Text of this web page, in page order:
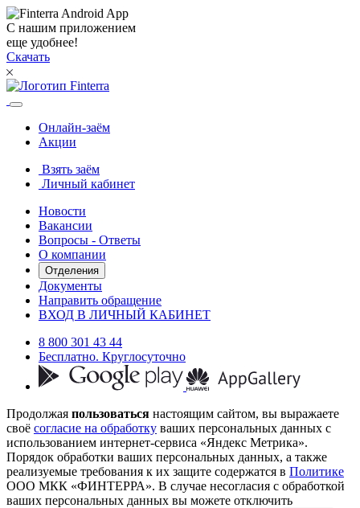
С нашим приложением
еще удобнее!
Скачать
Онлайн-заём
Акции
Взять заём
Личный кабинет
Новости
Вакансии
Вопросы - Ответы
О компании
Отделения
Документы
Направить обращение
ВХОД В ЛИЧНЫЙ КАБИНЕТ
8 800 301 43 44
Бесплатно. Круглосуточно
Продолжая пользоваться настоящим сайтом, вы выражаете
своё согласие на обработку ваших персональных данных с
использованием интернет-сервиса «Яндекс Метрика».
Порядок обработки ваших персональных данных, а также
реализуемые требования к их защите содержатся в Политике
ООО МКК «ФИНТЕРРА». В случае несогласия с обработкой
ваших персональных данных вы можете отключить